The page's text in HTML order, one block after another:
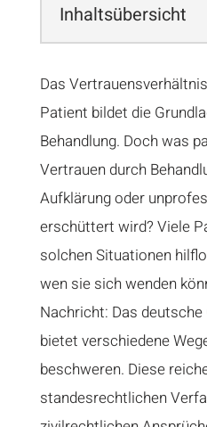
Inhaltsübersicht
Das
Patient bildet die
Behandlung. Doch was
Vertrauen durch
Aufklärung oder
erschüttert wird? Viele
solchen Situationen
wen sie sich wenden
Nachricht: Das
bietet verschiedene
beschweren. Diese
standesrechtlichen